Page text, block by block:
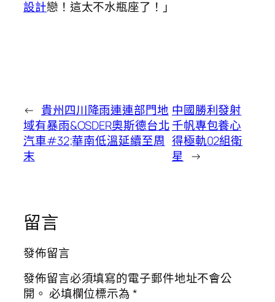
設計戀！這太不水瓶座了！」
← 貴州四川降雨連連部門地
域有暴雨&OSDER奧斯德台北
汽車#32;華南低溫延續至周
末
中國勝利發射
千帆專包養心
得極軌02組衛
星 →
留言
發佈留言
發佈留言必須填寫的電子郵件地址不會公
開。 必填欄位標示為*